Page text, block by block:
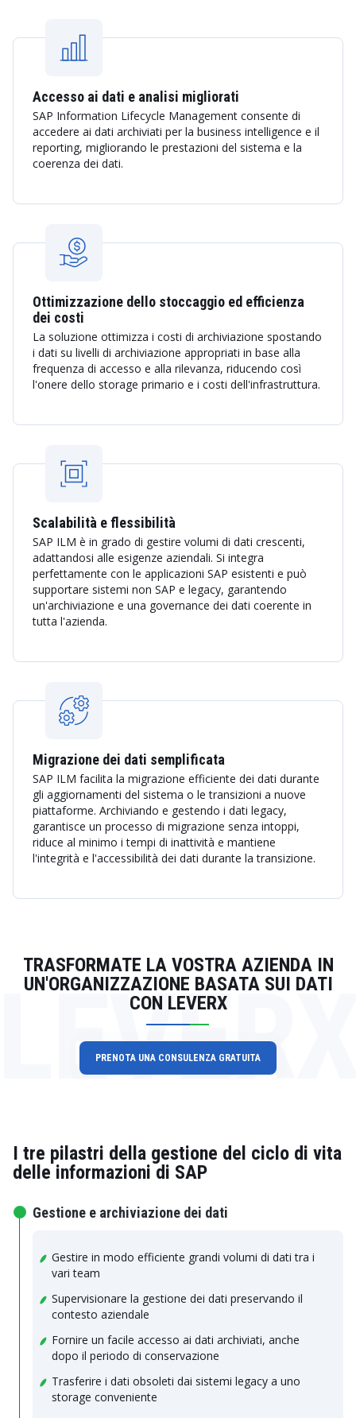
Accesso ai dati e analisi migliorati
SAP Information Lifecycle Management consente di
accedere ai dati archiviati per la business intelligence e il
reporting, migliorando le prestazioni del sistema e la
coerenza dei dati.
Ottimizzazione dello stoccaggio ed efficienza
dei costi
La soluzione ottimizza i costi di archiviazione spostando
i dati su livelli di archiviazione appropriati in base alla
frequenza di accesso e alla rilevanza, riducendo così
l'onere dello storage primario e i costi dell'infrastruttura.
Scalabilità e flessibilità
SAP ILM è in grado di gestire volumi di dati crescenti,
adattandosi alle esigenze aziendali. Si integra
perfettamente con le applicazioni SAP esistenti e può
supportare sistemi non SAP e legacy, garantendo
un'archiviazione e una governance dei dati coerente in
tutta l'azienda.
Migrazione dei dati semplificata
SAP ILM facilita la migrazione efficiente dei dati durante
gli aggiornamenti del sistema o le transizioni a nuove
piattaforme. Archiviando e gestendo i dati legacy,
garantisce un processo di migrazione senza intoppi,
riduce al minimo i tempi di inattività e mantiene
l'integrità e l'accessibilità dei dati durante la transizione.
TRASFORMATE LA VOSTRA AZIENDA IN
UN'ORGANIZZAZIONE BASATA SUI DATI
CON LEVERX
PRENOTA UNA CONSULENZA GRATUITA
I tre pilastri della gestione del ciclo di vita
delle informazioni di SAP
Gestire in modo efficiente grandi volumi di dati tra i
vari team
Supervisionare la gestione dei dati preservando il
contesto aziendale
Fornire un facile accesso ai dati archiviati, anche
dopo il periodo di conservazione
Trasferire i dati obsoleti dai sistemi legacy a uno
storage conveniente
Gestione e archiviazione dei dati